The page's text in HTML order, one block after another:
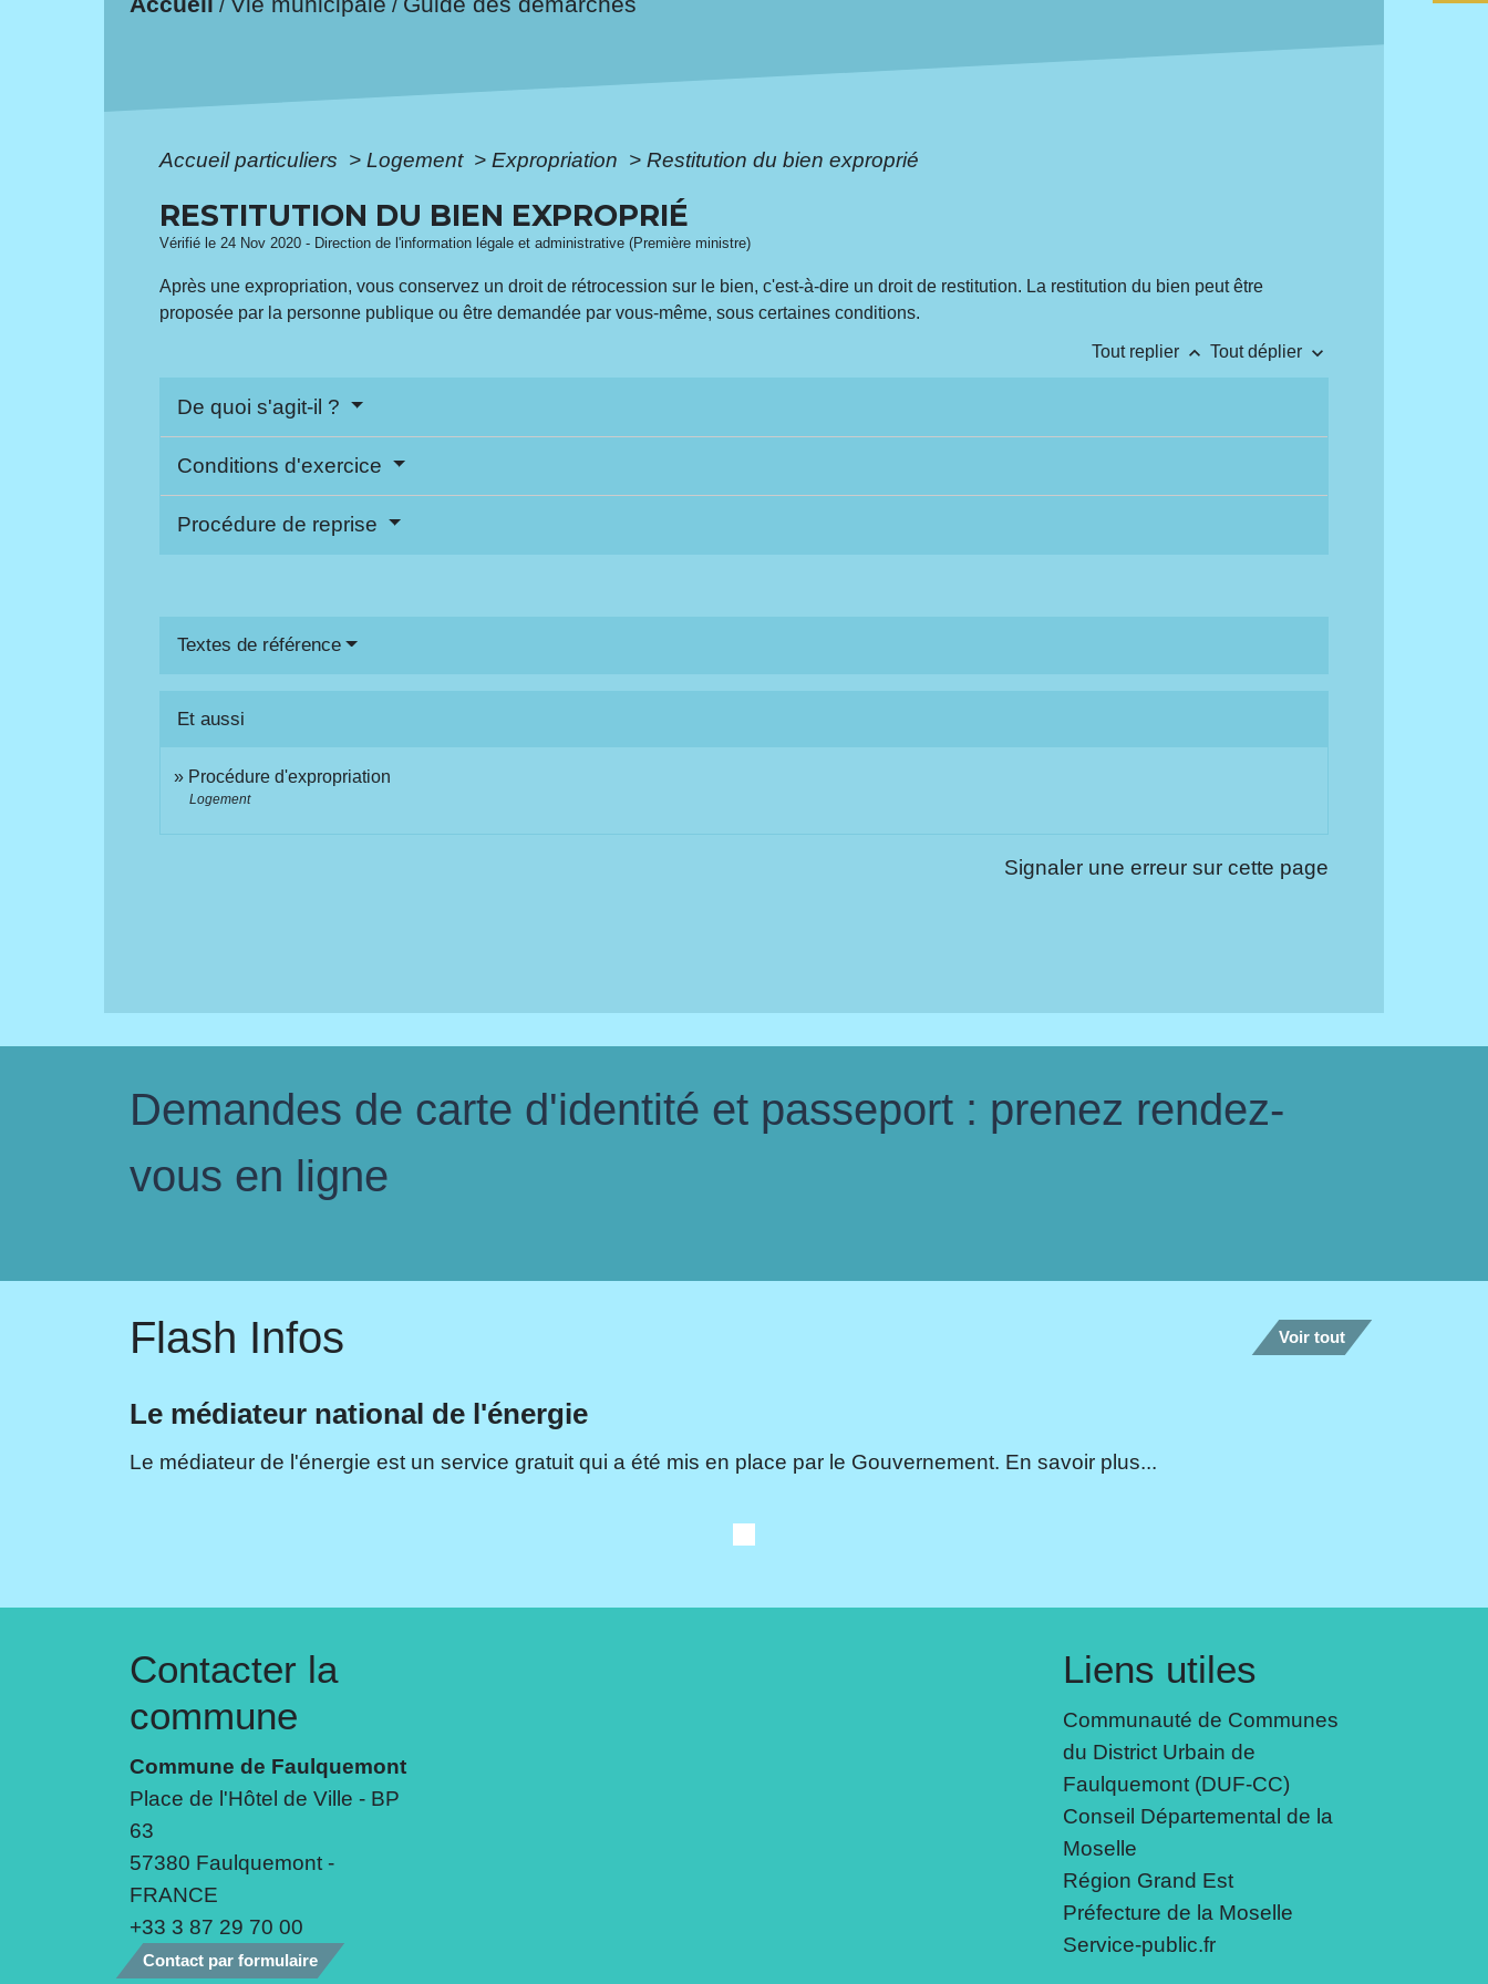
/ /
Accueil particuliers > Logement > Expropriation > Restitution du bien exproprié
RESTITUTION DU BIEN EXPROPRIÉ
Vérifié le 24 Nov 2020 - Direction de l'information légale et administrative (Première ministre)
Après une expropriation, vous conservez un droit de rétrocession sur le bien, c'est-à-dire un droit de restitution. La restitution du bien peut être
proposée par la personne publique ou être demandée par vous-même, sous certaines conditions.
Tout replier keyboard_arrow_up Tout déplier keyboard_arrow_down
De quoi s'agit-il ?
Conditions d'exercice
Procédure de reprise
Textes de référence
Et aussi
Procédure d'expropriation
Logement
Signaler une erreur sur cette page
Demandes de carte d'identité et passeport : prenez rendez-
vous en ligne
Flash Infos Voir tout
Le médiateur national de l'énergie
Le médiateur de l'énergie est un service gratuit qui a été mis en place par le Gouvernement. En savoir plus...
Contacter la
commune
Commune de Faulquemont
Place de l'Hôtel de Ville - BP
63
57380 Faulquemont -
FRANCE
+33 3 87 29 70 00
Contact par formulaire
Liens utiles
Communauté de Communes
du District Urbain de
Faulquemont (DUF-CC)
Conseil Départemental de la
Moselle
Région Grand Est
Préfecture de la Moselle
Service-public.fr